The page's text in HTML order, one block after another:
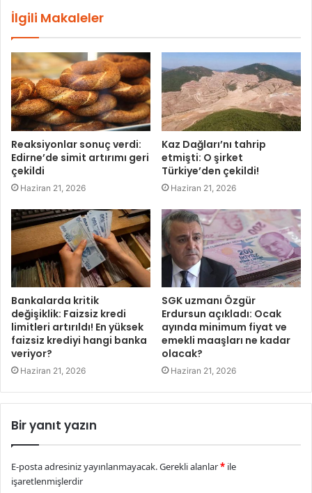
İlgili Makaleler
Reaksiyonlar sonuç verdi:
Edirne’de simit artırımı geri
çekildi
Haziran 21, 2026
Kaz Dağları’nı tahrip
etmişti: O şirket
Türkiye’den çekildi!
Haziran 21, 2026
Bankalarda kritik
değişiklik: Faizsiz kredi
limitleri artırıldı! En yüksek
faizsiz krediyi hangi banka
veriyor?
Haziran 21, 2026
SGK uzmanı Özgür
Erdursun açıkladı: Ocak
ayında minimum fiyat ve
emekli maaşları ne kadar
olacak?
Haziran 21, 2026
Bir yanıt yazın
E-posta adresiniz yayınlanmayacak.Gerekli alanlar* ile
işaretlenmişlerdir